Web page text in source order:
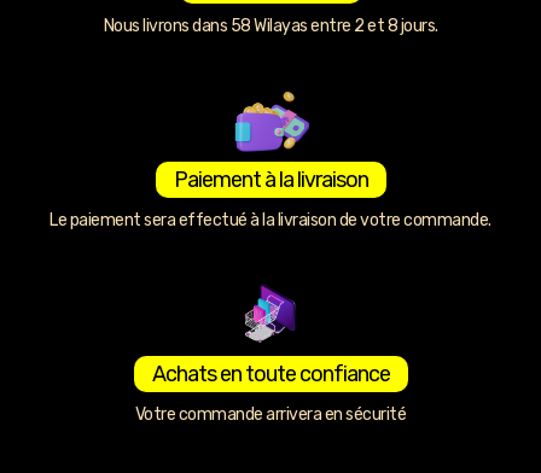
Nous livrons dans 58 Wilayas entre 2 et 8 jours.
Paiement à la livraison
Le paiement sera effectué à la livraison de votre commande.
Achats en toute confiance
Votre commande arrivera en sécurité